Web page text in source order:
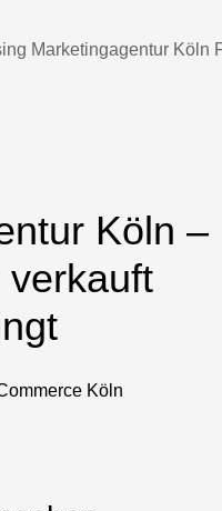
Köln –
verkauft